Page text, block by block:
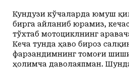
Кундузи кўчаларда юмуш
бирга айланиб юрамиз,
тўхтаб мотоциклнинг
Кеча тунда ҳаво бироз
фарзандимнинг томоғи
ҳолимча даволаяпман.